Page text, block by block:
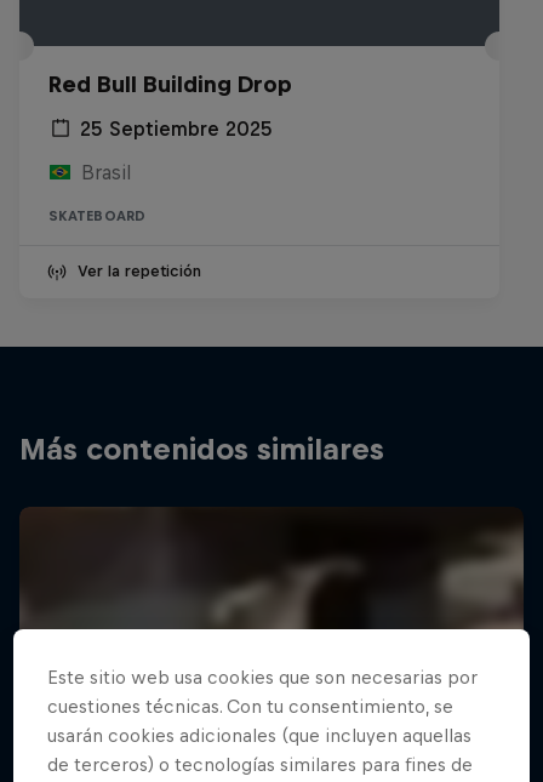
Red Bull Building Drop
25 Septiembre 2025
Brasil
SKATEBOARD
Ver la repetición
Más contenidos similares
Este sitio web usa cookies que son necesarias por
cuestiones técnicas. Con tu consentimiento, se
usarán cookies adicionales (que incluyen aquellas
de terceros) o tecnologías similares para fines de